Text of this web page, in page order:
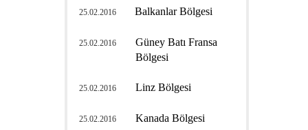
25.02.2016 Balkanlar Bölgesi
25.02.2016
Güney Batı Fransa
Bölgesi
25.02.2016 Linz Bölgesi
25.02.2016 Kanada Bölgesi